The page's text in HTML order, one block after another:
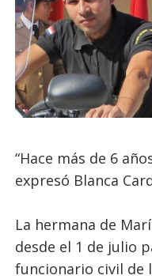
“Hace más de 6
expresó Blanca
La hermana de
desde el 1 de julio
funcionario civil de